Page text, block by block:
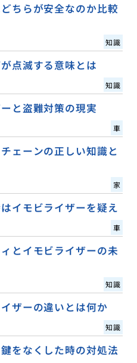
ちらが安全なのか比較
知識
点滅する意味とは
知識
と盗難対策の現実
車
ェーンの正しい知識と
家
イモビライザーを疑え
車
とイモビライザーの未
知識
ザーの違いとは何か
知識
をなくした時の対処法